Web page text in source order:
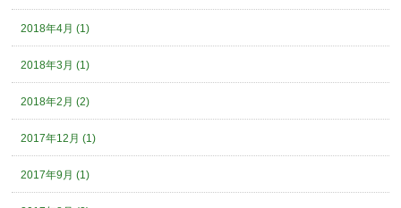
2018年4月 (1)
2018年3月 (1)
2018年2月 (2)
2017年12月 (1)
2017年9月 (1)